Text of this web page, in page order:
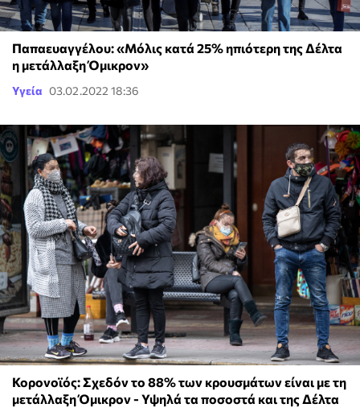
Παπαευαγγέλου: «Μόλις κατά 25% ηπιότερη της Δέλτα
η μετάλλαξη Όμικρον»
Υγεία 03.02.2022 18:36
Κορονοϊός: Σχεδόν το 88% των κρουσμάτων είναι με τη
μετάλλαξη Όμικρον - Υψηλά τα ποσοστά και της Δέλτα